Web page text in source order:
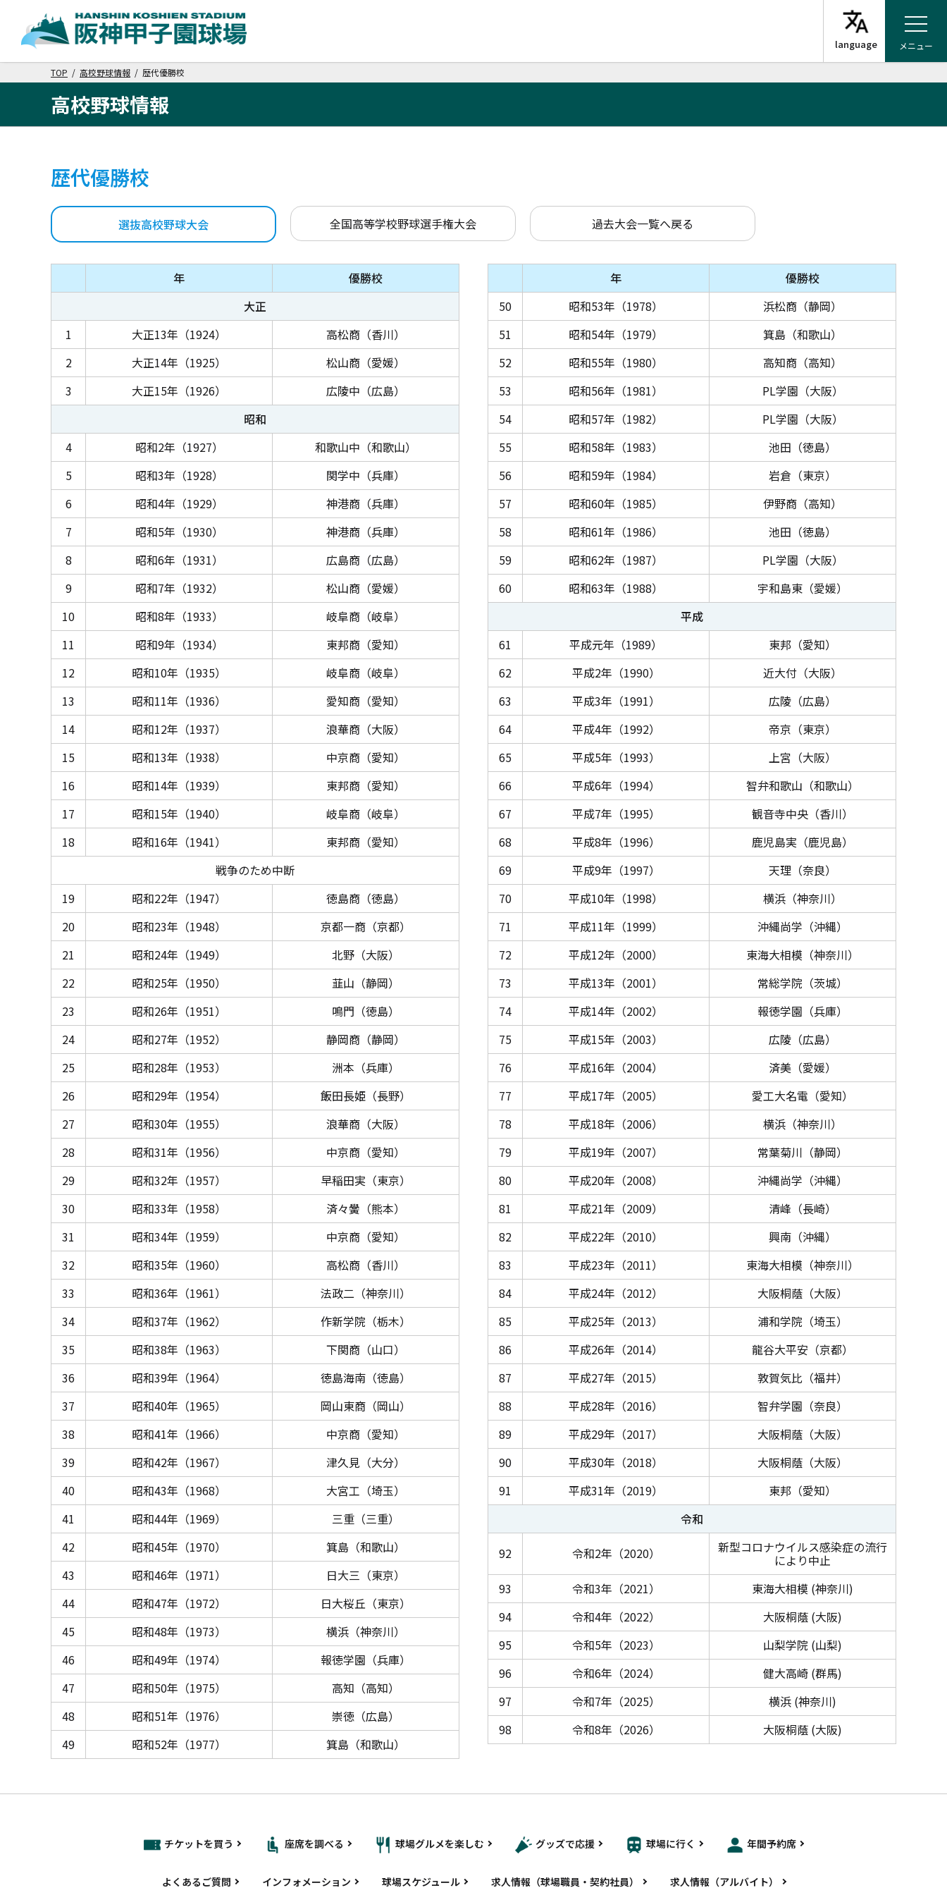
メニュー
TOP / 高校野球情報 / 歴代優勝校
高校野球情報
歴代優勝校
選抜高校野球大会 全国高等学校野球選手権大会 過去大会一覧へ戻る
年
優勝校
大正
1
大正13年（1924）
高松商（香川）
2
大正14年（1925）
松山商（愛媛）
3
大正15年（1926）
広陵中（広島）
昭和
4
昭和2年（1927）
和歌山中（和歌山）
5
昭和3年（1928）
関学中（兵庫）
6
昭和4年（1929）
神港商（兵庫）
7
昭和5年（1930）
神港商（兵庫）
8
昭和6年（1931）
広島商（広島）
9
昭和7年（1932）
松山商（愛媛）
10
昭和8年（1933）
岐阜商（岐阜）
11
昭和9年（1934）
東邦商（愛知）
12
昭和10年（1935）
岐阜商（岐阜）
13
昭和11年（1936）
愛知商（愛知）
14
昭和12年（1937）
浪華商（大阪）
15
昭和13年（1938）
中京商（愛知）
16
昭和14年（1939）
東邦商（愛知）
17
昭和15年（1940）
岐阜商（岐阜）
18
昭和16年（1941）
東邦商（愛知）
戦争のため中断
19
昭和22年（1947）
徳島商（徳島）
20
昭和23年（1948）
京都一商（京都）
21
昭和24年（1949）
北野（大阪）
22
昭和25年（1950）
韮山（静岡）
23
昭和26年（1951）
鳴門（徳島）
24
昭和27年（1952）
静岡商（静岡）
25
昭和28年（1953）
洲本（兵庫）
26
昭和29年（1954）
飯田長姫（長野）
27
昭和30年（1955）
浪華商（大阪）
28
昭和31年（1956）
中京商（愛知）
29
昭和32年（1957）
早稲田実（東京）
30
昭和33年（1958）
済々黌（熊本）
31
昭和34年（1959）
中京商（愛知）
32
昭和35年（1960）
高松商（香川）
33
昭和36年（1961）
法政二（神奈川）
34
昭和37年（1962）
作新学院（栃木）
35
昭和38年（1963）
下関商（山口）
36
昭和39年（1964）
徳島海南（徳島）
37
昭和40年（1965）
岡山東商（岡山）
38
昭和41年（1966）
中京商（愛知）
39
昭和42年（1967）
津久見（大分）
40
昭和43年（1968）
大宮工（埼玉）
41
昭和44年（1969）
三重（三重）
42
昭和45年（1970）
箕島（和歌山）
43
昭和46年（1971）
日大三（東京）
44
昭和47年（1972）
日大桜丘（東京）
45
昭和48年（1973）
横浜（神奈川）
46
昭和49年（1974）
報徳学園（兵庫）
47
昭和50年（1975）
高知（高知）
48
昭和51年（1976）
崇徳（広島）
49
昭和52年（1977） 箕島（和歌山）
年
優勝校
50
昭和53年（1978）
浜松商（静岡）
51
昭和54年（1979）
箕島（和歌山）
52
昭和55年（1980）
高知商（高知）
53
昭和56年（1981）
PL学園（大阪）
54
昭和57年（1982）
PL学園（大阪）
55
昭和58年（1983）
池田（徳島）
56
昭和59年（1984）
岩倉（東京）
57
昭和60年（1985）
伊野商（高知）
58
昭和61年（1986）
池田（徳島）
59
昭和62年（1987）
PL学園（大阪）
60
昭和63年（1988）
宇和島東（愛媛）
平成
61
平成元年（1989）
東邦（愛知）
62
平成2年（1990）
近大付（大阪）
63
平成3年（1991）
広陵（広島）
64
平成4年（1992）
帝京（東京）
65
平成5年（1993）
上宮（大阪）
66
平成6年（1994）
智弁和歌山（和歌山）
67
平成7年（1995）
観音寺中央（香川）
68
平成8年（1996）
鹿児島実（鹿児島）
69
平成9年（1997）
天理（奈良）
70
平成10年（1998）
横浜（神奈川）
71
平成11年（1999）
沖縄尚学（沖縄）
72
平成12年（2000）
東海大相模（神奈川）
73
平成13年（2001）
常総学院（茨城）
74
平成14年（2002）
報徳学園（兵庫）
75
平成15年（2003）
広陵（広島）
76
平成16年（2004）
済美（愛媛）
77
平成17年（2005）
愛工大名電（愛知）
78
平成18年（2006）
横浜（神奈川）
79
平成19年（2007）
常葉菊川（静岡）
80
平成20年（2008）
沖縄尚学（沖縄）
81
平成21年（2009）
清峰（長崎）
82
平成22年（2010）
興南（沖縄）
83
平成23年（2011）
東海大相模（神奈川）
84
平成24年（2012）
大阪桐蔭（大阪）
85
平成25年（2013）
浦和学院（埼玉）
86
平成26年（2014）
龍谷大平安（京都）
87
平成27年（2015）
敦賀気比（福井）
88
平成28年（2016）
智弁学園（奈良）
89
平成29年（2017）
大阪桐蔭（大阪）
90
平成30年（2018）
大阪桐蔭（大阪）
91
平成31年（2019）
東邦（愛知）
令和
92 令和2年（2020） 新型コロナウイルス感染症の流行
により中止
93
令和3年（2021）
東海大相模 (神奈川)
94
令和4年（2022）
大阪桐蔭 (大阪)
95
令和5年（2023）
山梨学院 (山梨)
96
令和6年（2024）
健大高崎 (群馬)
97
令和7年（2025）
横浜 (神奈川)
98
令和8年（2026） 大阪桐蔭 (大阪)
チケットを買う 座席を調べる 球場グルメを楽しむ グッズで応援 球場に行く 年間予約席
よくあるご質問 インフォメーション 球場スケジュール 求人情報（球場職員・契約社員） 求人情報（アルバイト）